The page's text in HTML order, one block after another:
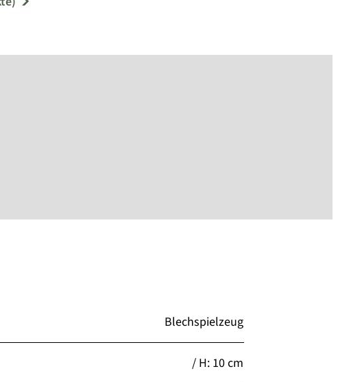
Blechspielzeug
/ H: 10 cm